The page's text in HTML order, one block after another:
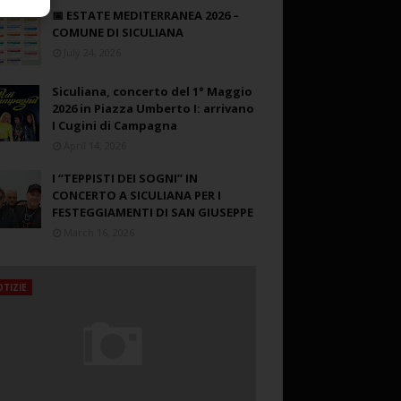
📅 ESTATE MEDITERRANEA 2026 –
COMUNE DI SICULIANA
Siculiana, concerto del 1° Maggio
2026 in Piazza Umberto I: arrivano
I Cugini di Campagna
I “TEPPISTI DEI SOGNI” IN
CONCERTO A SICULIANA PER I
FESTEGGIAMENTI DI SAN GIUSEPPE